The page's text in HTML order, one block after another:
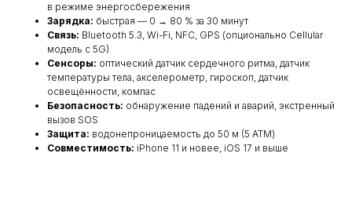
в режиме энергосбережения
Зарядка: быстрая — 0 → 80 % за 30 минут
Связь: Bluetooth 5.3, Wi-Fi, NFC, GPS (опционально Cellular
модель с 5G)
Сенсоры: оптический датчик сердечного ритма, датчик
температуры тела, акселерометр, гироскоп, датчик
освещённости, компас
Безопасность: обнаружение падений и аварий, экстренный
вызов SOS
Защита: водонепроницаемость до 50 м (5 ATM)
Совместимость: iPhone 11 и новее, iOS 17 и выше